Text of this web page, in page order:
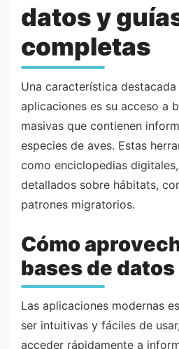
datos y
completas
Una característica
aplicaciones es su acceso a
masivas que contienen
especies de aves. Estas
como enciclopedias
detallados sobre hábitats,
patrones migratorios.
Cómo
bases de datos
Las aplicaciones modernas
ser intuitivas y fáciles de
acceder rápidamente a